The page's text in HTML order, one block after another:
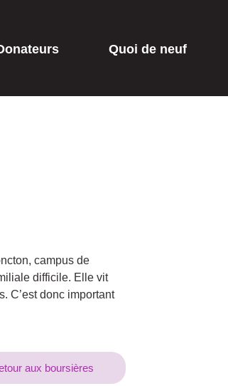
Quoi de neuf
campus de
difficile. Elle vit
C’est donc important
aux boursières